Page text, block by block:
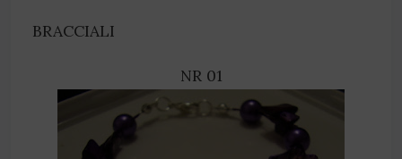
BRACCIALI
NR 01